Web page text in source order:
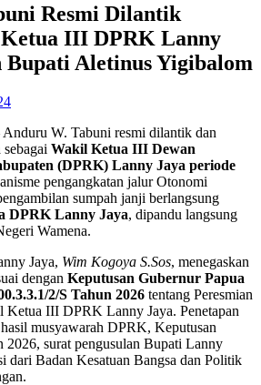
Resmi Dilantik
III DPRK Lanny
Bupati Aletinus Yigibalom
Anduru W. Tabuni resmi dilantik dan
Wakil Ketua III Dewan
(DPRK) Lanny Jaya periode
pengangkatan jalur Otonomi
sumpah janji berlangsung
DPRK Lanny Jaya, dipandu langsung
Wamena.
Jaya, Wim Kogoya S.Sos, menegaskan
dengan Keputusan Gubernur Papua
2/S Tahun 2026 tentang Peresmian
Ketua III DPRK Lanny Jaya. Penetapan
musyawarah DPRK, Keputusan
surat pengusulan Bupati Lanny
dari Badan Kesatuan Bangsa dan Politik